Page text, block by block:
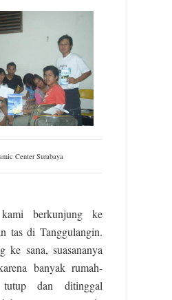
Center Surabaya
berkunjung ke
tas di Tanggulangin.
ke sana, suasananya
banyak rumah-
dan ditinggal